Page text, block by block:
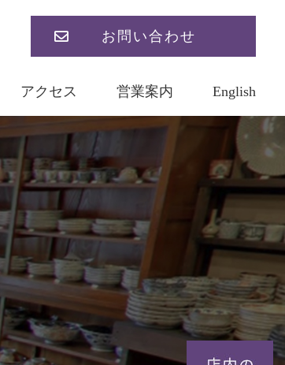
お問い合わせ
アクセス 営業案内 English